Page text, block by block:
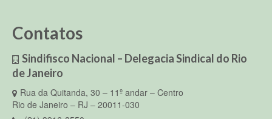
Contatos
Sindifisco Nacional – Delegacia Sindical do Rio
de Janeiro
Rua da Quitanda, 30 – 11º andar – Centro
Rio de Janeiro – RJ – 20011-030